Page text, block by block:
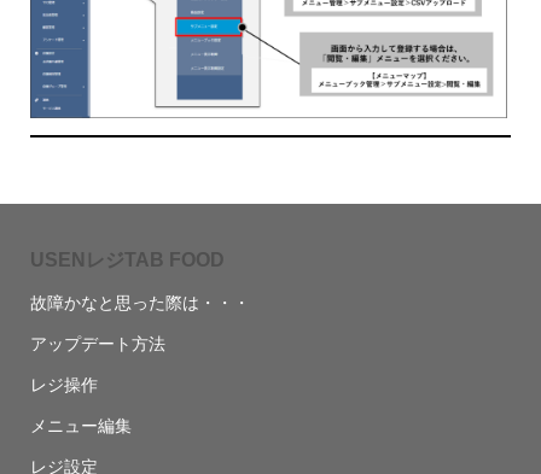
USENレジTAB FOOD
故障かなと思った際は・・・
アップデート方法
レジ操作
メニュー編集
レジ設定